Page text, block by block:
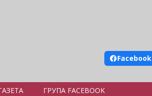
Facebook
ГРУПА FACEBOOK